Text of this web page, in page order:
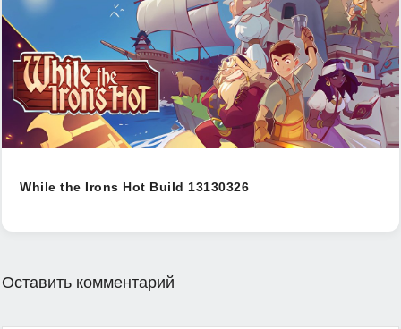
While the Irons Hot Build 13130326
Оставить комментарий